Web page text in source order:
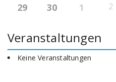
29 30 1 2
Veranstaltungen
Keine Veranstaltungen